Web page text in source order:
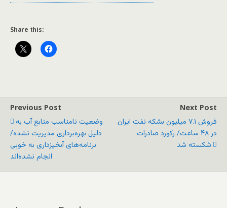
Share this:
Previous Post
وضعیت نامناسب منابع آب‌ به
دلیل بهره‌برداری مدیریت نشده/
برنامه‌های آبخیزداری به خوبی
انجام نشده‌اند
Next Post
فروش ۷.۱ میلیون بشکه نفت ایران
در ۴۸ ساعت/ رکورد صادرات
شکسته شد